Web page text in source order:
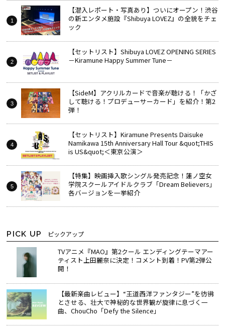
【潜入レポート・写真あり】ついにオープン！渋谷
の新エンタメ施設『Shibuya LOVEZ』の全貌をチェ
ック
【セットリスト】Shibuya LOVEZ OPENING SERIES
－Kiramune Happy Summer Tune－
【SideM】アクリルカードで音楽が聴ける！「かざ
して聴ける！プロデューサーカード」を紹介！第2
弾！
【セットリスト】Kiramune Presents Daisuke
Namikawa 15th Anniversary Hall Tour &quot;THIS
is US&quot;＜東京公演＞
【特集】映画挿入歌シングル発売記念！蓮ノ空女
学院スクールアイドルクラブ「Dream Believers」
各バージョンを一挙紹介
PICK UP ピックアップ
TVアニメ『MAO』第2クール エンディングテーマアー
ティスト上田麗奈に決定！コメント到着！PV第2弾公
開！
【最新楽曲レビュー】“王道西洋ファンタジー”を彷彿
とさせる、壮大で神秘的な世界観が旋律に息づく一
曲、ChouCho「Defy the Silence」